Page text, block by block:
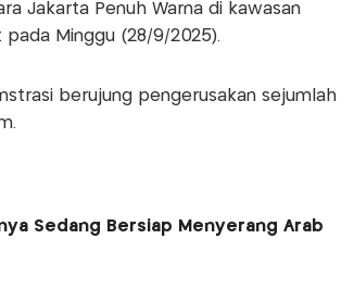
Jakarta Penuh Warna di kawasan
pada Minggu (28/9/2025).
berujung pengerusakan sejumlah
Sedang Bersiap Menyerang Arab